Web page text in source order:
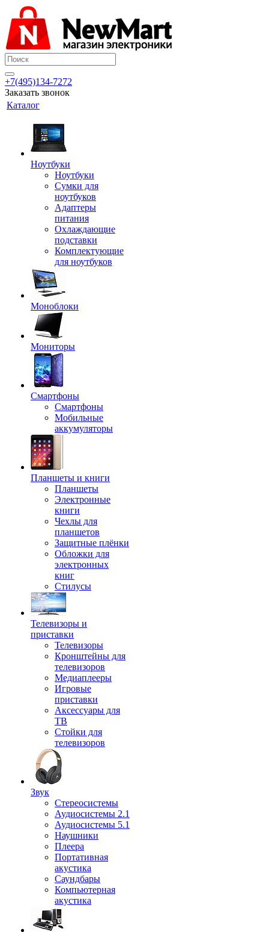
+7(495)134-7272
Заказать звонок
Каталог
Ноутбуки
Ноутбуки
Сумки для
ноутбуков
Адаптеры
питания
Охлаждающие
подставки
Комплектующие
для ноутбуков
Моноблоки
Мониторы
Смартфоны
Смартфоны
Мобильные
аккумуляторы
Планшеты и книги
Планшеты
Электронные
книги
Чехлы для
планшетов
Защитные плёнки
Обложки для
электронных
книг
Стилусы
Телевизоры и
приставки
Телевизоры
Кронштейны для
телевизоров
Медиаплееры
Игровые
приставки
Аксессуары для
ТВ
Стойки для
телевизоров
Звук
Стереосистемы
Аудиосистемы 2.1
Аудиосистемы 5.1
Наушники
Плеера
Портативная
акустика
Саундбары
Компьютерная
акустика